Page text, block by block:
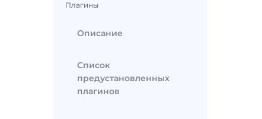
Плагины
Описание
Список
предустановленных
плагинов